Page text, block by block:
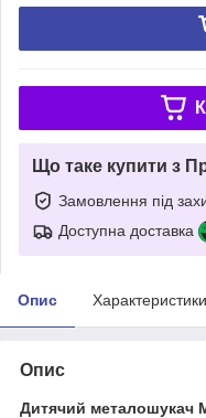
Що таке купити з
Замовлення під
Доступна доставка
Опис Характеристики
Опис
Дитячий металошукач